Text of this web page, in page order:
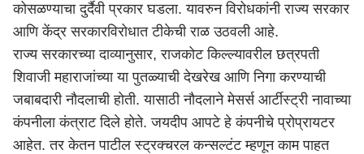
कोसळण्याचा दुर्दैवी प्रकार घडला. यावरुन विरोधकांनी राज्य सरकार
आणि केंद्र सरकारविरोधात टीकेची राळ उठवली आहे.
राज्य सरकारच्या दाव्यानुसार, राजकोट किल्ल्यावरील छत्रपती
शिवाजी महाराजांच्या या पुतळ्याची देखरेख आणि निगा करण्याची
जबाबदारी नौदलाची होती. यासाठी नौदलाने मेसर्स आर्टीस्ट्री नावाच्या
कंपनीला कंत्राट दिले होते. जयदीप आपटे हे कंपनीचे प्रोप्रायटर
आहेत. तर केतन पाटील स्ट्रक्चरल कन्सल्टंट म्हणून काम पाहत